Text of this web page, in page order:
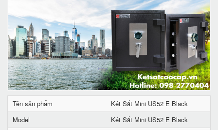
Tên sản phẩm
Két Sắt Mini US52 E Black
Model
Két Sắt Mini US52 E Black